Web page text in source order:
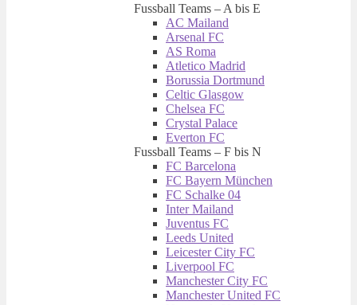
Fussball Teams – A bis E
AC Mailand
Arsenal FC
AS Roma
Atletico Madrid
Borussia Dortmund
Celtic Glasgow
Chelsea FC
Crystal Palace
Everton FC
Fussball Teams – F bis N
FC Barcelona
FC Bayern München
FC Schalke 04
Inter Mailand
Juventus FC
Leeds United
Leicester City FC
Liverpool FC
Manchester City FC
Manchester United FC